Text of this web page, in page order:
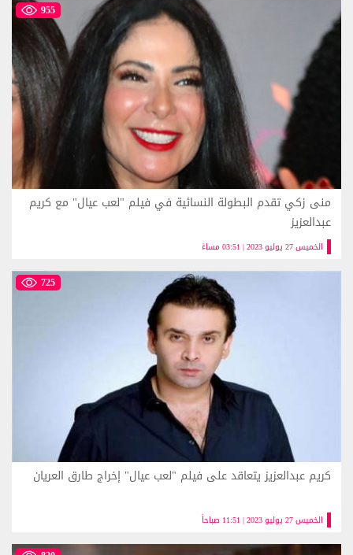
955
الخميس 27 يوليو 2023 | 03:51 مساءً
منى زكي تقدم البطولة النسائية في فيلم "لعب عيال" مع كريم
عبدالعزيز
725
الخميس 27 يوليو 2023 | 11:51 صباحاً
كريم عبدالعزيز يتعاقد على فيلم "لعب عيال" إخراج طارق العريان